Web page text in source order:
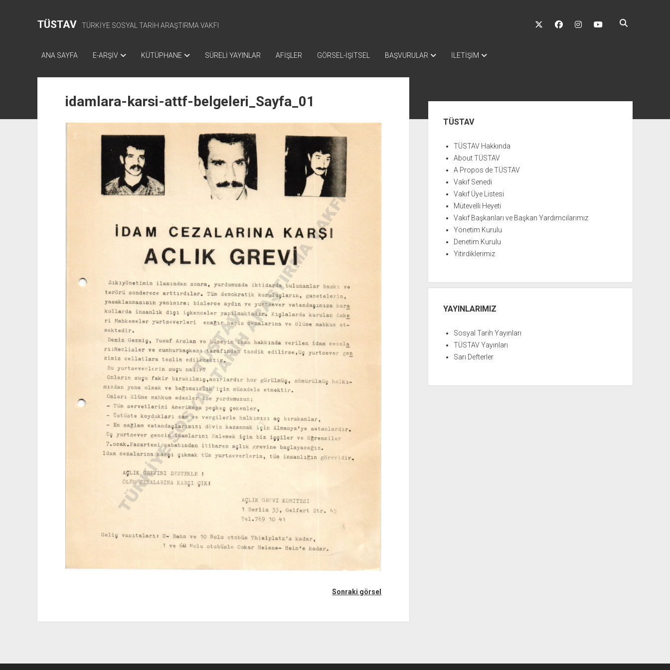
TÜSTAV TÜRKİYE SOSYAL TARİH ARAŞTIRMA VAKFI
twitter facebookinstagramyoutube
ANA SAYFA E-ARŞİV KÜTÜPHANE SÜRELİ YAYINLAR AFİŞLER GÖRSEL-İŞİTSEL BAŞVURULAR İLETİŞİM
idamlara-karsi-attf-belgeleri_Sayfa_01
Sonraki görsel
MenüTÜSTAV
TÜSTAV Hakkında
About TÜSTAV
A Propos de TÜSTAV
Vakıf Senedi
Vakıf Üye Listesi
Mütevelli Heyeti
Vakıf Başkanları ve Başkan Yardımcılarımız
Yönetim Kurulu
Denetim Kurulu
Yitirdiklerimiz
YAYINLARIMIZ
Sosyal Tarih Yayınları
TÜSTAV Yayınları
Sarı Defterler